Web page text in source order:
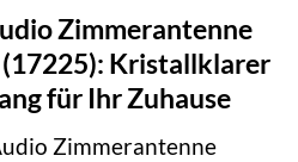
Zimmerantenne
Kristallklarer
für Ihr Zuhause
Zimmerantenne